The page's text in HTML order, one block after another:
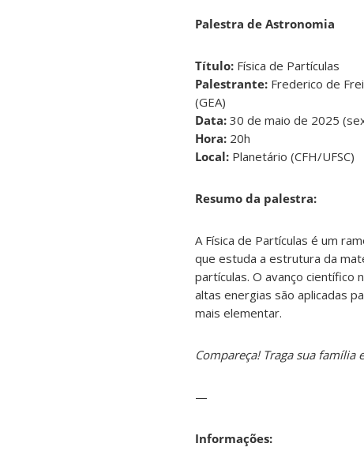
Palestra de Astronomia
Título: Física de Partículas
Palestrante: Frederico de
(GEA)
Data: 30 de maio de 2025
Hora: 20h
Local: Planetário (CFH/UFSC)
Resumo da palestra:
A Física de Partículas é um
que estuda a estrutura da
partículas. O avanço científico
altas energias são aplicadas
mais elementar.
Compareça! Traga sua família
—
Informações: